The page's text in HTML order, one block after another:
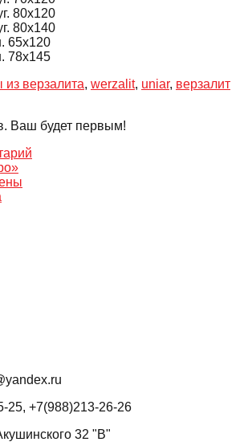
80x120
80x140
65х120
78x145
верзалита, werzalit, uniar, верзалит
Ваш будет первым!
25, +7(988)213-26-26
32 "В"